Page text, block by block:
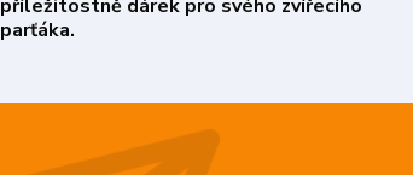
příležitostně dárek pro svého zvířecího
parťáka.